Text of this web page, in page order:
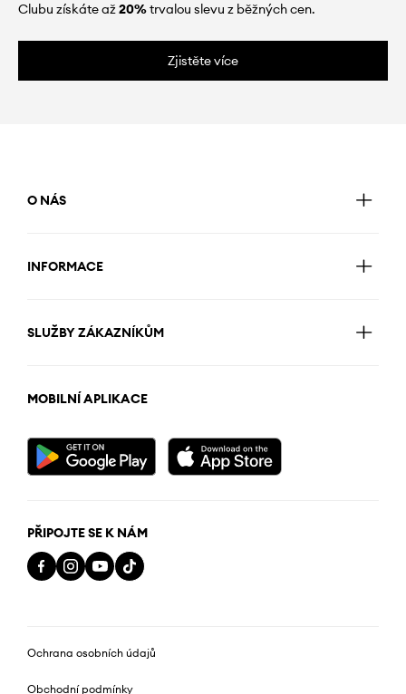
Clubu získáte až20%trvalou slevu z běžných cen.
Zjistěte více
O NÁS
INFORMACE
SLUŽBY ZÁKAZNÍKŮM
MOBILNÍ APLIKACE
PŘIPOJTE SE K NÁM
Ochrana osobních údajů
Obchodní podmínky